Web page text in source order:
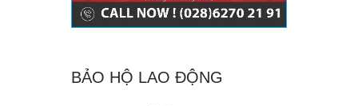
BẢO HỘ LAO ĐỘNG